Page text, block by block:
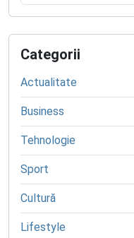
Categorii
Actualitate
Business
Tehnologie
Sport
Cultură
Lifestyle